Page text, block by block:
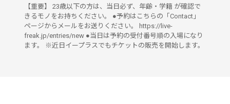
【重要】 23歳以下の方は、当日必ず、年齢・学籍 が確認で
きるモノをお持ちください。 ●予約はこちらの「Contact」
ページからメールをお送りください。 https://live-
freak.jp/entries/new ●当日は予約の受付番号順の入場になり
ます。 ※近日イープラスでもチケットの販売を開始します。